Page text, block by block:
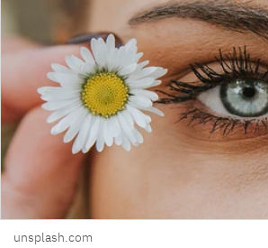
unsplash.com